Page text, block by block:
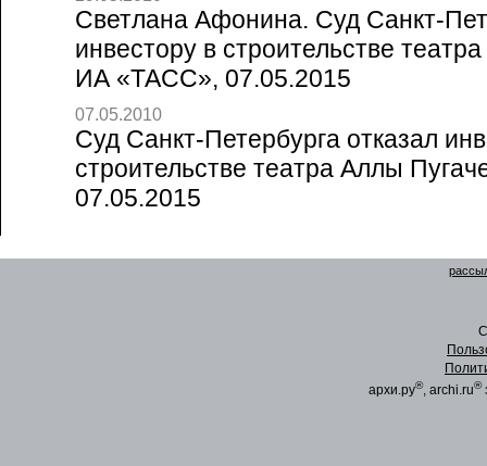
Светлана Афонина. Суд Санкт-
инвестору в строительстве
ИА «ТАСС», 07.05.2015
07.05.2010
Суд Санкт-Петербурга отказал
строительстве театра Аллы
07.05.2015
архи.ру®, archi.ru®